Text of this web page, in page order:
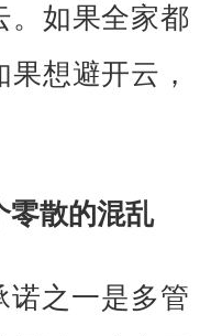
。如果全家都
想避开云，
零散的混乱
诺之一是多管